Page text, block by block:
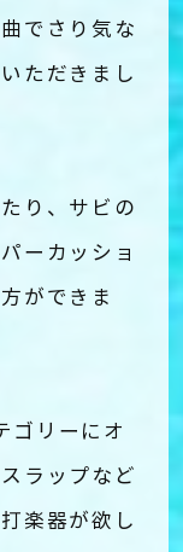
でさり気な
ただきまし
り、サビの
ーカッショ
ができま
ゴリーにオ
ラップなど
楽器が欲し